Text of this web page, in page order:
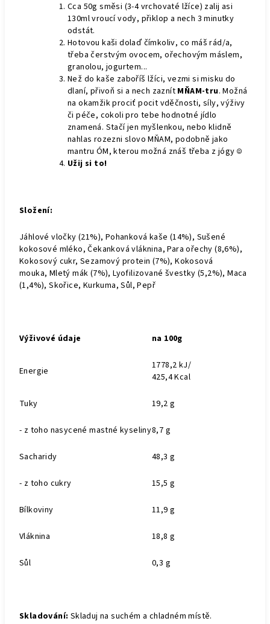
Cca 50g směsi (3-4 vrchovaté lžíce) zalij asi
130ml vroucí vody, přiklop a nech 3 minutky
odstát.
Hotovou kaši dolaď čímkoliv, co máš rád/a,
třeba čerstvým ovocem, ořechovým máslem,
granolou, jogurtem...
Než do kaše zaboříš lžíci, vezmi si misku do
dlaní, přivoň si a nech zaznít MŇAM-tru. Možná
na okamžik prociť pocit vděčnosti, síly, výživy
či péče, cokoli pro tebe hodnotné jídlo
znamená. Stačí jen myšlenkou, nebo klidně
nahlas rozezni slovo MŇAM, podobně jako
mantru ÓM, kterou možná znáš třeba z jógy ☺
Užij si to!
Složení:
Jáhlové vločky (21%), Pohanková kaše (14%), Sušené
kokosové mléko, Čekanková vláknina, Para ořechy (8,6%),
Kokosový cukr, Sezamový protein (7%), Kokosová
mouka, Mletý mák (7%), Lyofilizované švestky (5,2%), Maca
(1,4%), Skořice, Kurkuma, Sůl, Pepř
Výživové údaje na 100g
Energie
1778,2 kJ/
425,4 Kcal
Tuky 19,2 g
- z toho nasycené mastné kyseliny8,7 g
Sacharidy 48,3 g
- z toho cukry 15,5 g
Bílkoviny 11,9 g
Vláknina 18,8 g
Sůl 0,3 g
Skladování: Skladuj na suchém a chladném místě.